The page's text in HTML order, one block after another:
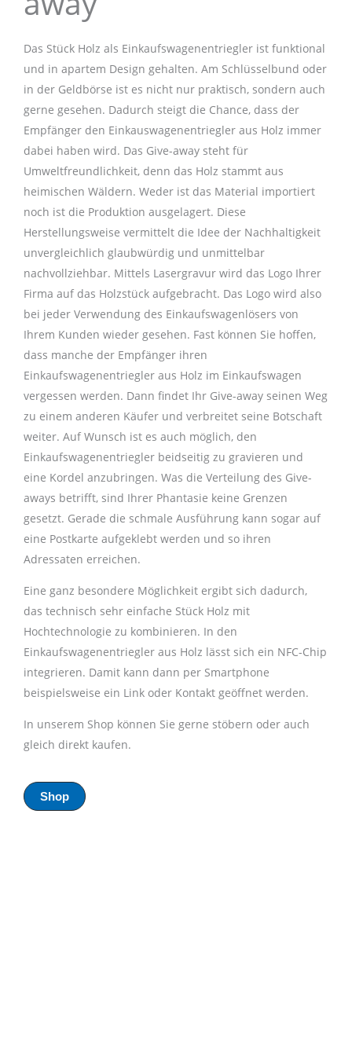
Das Stück Holz als Einkaufswagenentriegler ist funktional
und in apartem Design gehalten. Am Schlüsselbund oder
in der Geldbörse ist es nicht nur praktisch, sondern auch
gerne gesehen. Dadurch steigt die Chance, dass der
Empfänger den Einkauswagenentriegler aus Holz immer
dabei haben wird. Das Give-away steht für
Umweltfreundlichkeit, denn das Holz stammt aus
heimischen Wäldern. Weder ist das Material importiert
noch ist die Produktion ausgelagert. Diese
Herstellungsweise vermittelt die Idee der Nachhaltigkeit
unvergleichlich glaubwürdig und unmittelbar
nachvollziehbar. Mittels Lasergravur wird das Logo Ihrer
Firma auf das Holzstück aufgebracht. Das Logo wird also
bei jeder Verwendung des Einkaufswagenlösers von
Ihrem Kunden wieder gesehen. Fast können Sie hoffen,
dass manche der Empfänger ihren
Einkaufswagenentriegler aus Holz im Einkaufswagen
vergessen werden. Dann findet Ihr Give-away seinen Weg
zu einem anderen Käufer und verbreitet seine Botschaft
weiter. Auf Wunsch ist es auch möglich, den
Einkaufswagenentriegler beidseitig zu gravieren und
eine Kordel anzubringen. Was die Verteilung des Give-
aways betrifft, sind Ihrer Phantasie keine Grenzen
gesetzt. Gerade die schmale Ausführung kann sogar auf
eine Postkarte aufgeklebt werden und so ihren
Adressaten erreichen.
Eine ganz besondere Möglichkeit ergibt sich dadurch,
das technisch sehr einfache Stück Holz mit
Hochtechnologie zu kombinieren. In den
Einkaufswagenentriegler aus Holz lässt sich ein NFC-Chip
integrieren. Damit kann dann per Smartphone
beispielsweise ein Link oder Kontakt geöffnet werden.
In unserem Shop können Sie gerne stöbern oder auch
gleich direkt kaufen.
Shop